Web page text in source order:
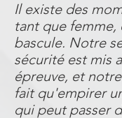
Il existe des
tant que femme,
bascule. Notre
sécurité est mis
épreuve, et
fait qu'empirer
qui peut passer